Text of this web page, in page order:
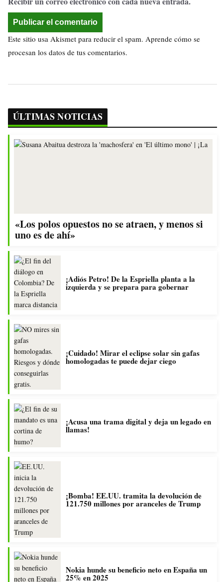
Este sitio usa Akismet para reducir el spam. Aprende cómo se
procesan los datos de tus comentarios.
ÚLTIMAS NOTICIAS
«Los polos opuestos no se atraen, y menos si
uno es de ahí»
¡Adiós Petro! De la Espriella planta a la
izquierda y se prepara para gobernar
¡Cuidado! Mirar el eclipse solar sin gafas
homologadas te puede dejar ciego
¡Acusa una trama digital y deja un legado en
llamas!
¡Bomba! EE.UU. tramita la devolución de
121.750 millones por aranceles de Trump
Nokia hunde su beneficio neto en España un
25% en 2025